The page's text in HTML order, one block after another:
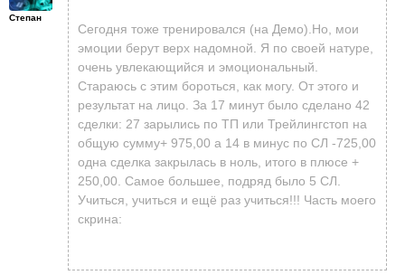
Степан
Сегодня тоже тренировался (на Демо).Но, мои
эмоции берут верх надомной. Я по своей натуре,
очень увлекающийся и эмоциональный.
Стараюсь с этим бороться, как могу. От этого и
результат на лицо. За 17 минут было сделано 42
сделки: 27 зарылись по ТП или Трейлингстоп на
общую сумму+ 975,00 а 14 в минус по СЛ -725,00
одна сделка закрылась в ноль, итого в плюсе +
250,00. Самое большее, подряд было 5 СЛ.
Учиться, учиться и ещё раз учиться!!! Часть моего
скрина: